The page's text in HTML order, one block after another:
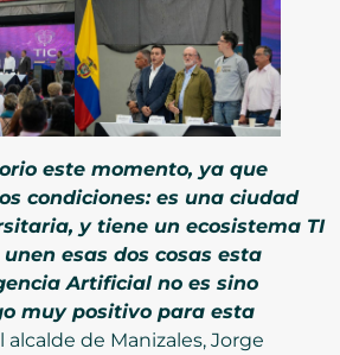
este momento, ya que
condiciones: es una ciudad
y tiene un ecosistema TI
esas dos cosas esta
Artificial no es sino
muy positivo para esta
alcalde de Manizales, Jorge